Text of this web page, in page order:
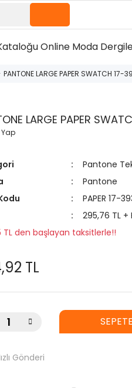
Online Moda
PANTONE LARGE PAPER SWATCH 17-
LARGE PAPER
Pantone
Pantone
PAPER 17-
295,76 TL +
TL den başlayan taksitlerle!!
TL
Gönderi